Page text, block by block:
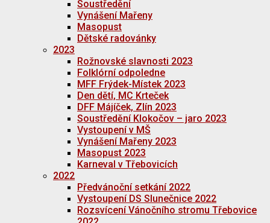
Soustředění
Vynášení Mařeny
Masopust
Dětské radovánky
2023
Rožnovské slavnosti 2023
Folklórní odpoledne
MFF Frýdek-Místek 2023
Den dětí, MC Krteček
DFF Májíček, Zlín 2023
Soustředění Klokočov – jaro 2023
Vystoupení v MŠ
Vynášení Mařeny 2023
Masopust 2023
Karneval v Třebovicích
2022
Předvánoční setkání 2022
Vystoupení DS Slunečnice 2022
Rozsvícení Vánočního stromu Třebovice